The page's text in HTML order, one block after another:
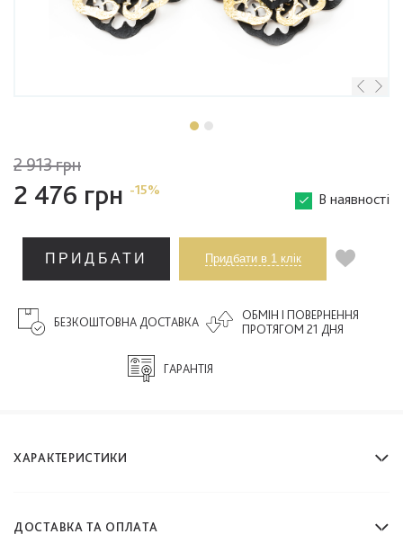
2 913 грн
2 476 грн -15% В наявності
ПРИДБАТИ Придбати в 1 клік
ОБМІН І ПОВЕРНЕННЯ
ПРОТЯГОМ 21 ДНЯ
ГАРАНТІЯ
БЕЗКОШТОВНА ДОСТАВКА
ХАРАКТЕРИСТИКИ
ДОСТАВКА ТА ОПЛАТА